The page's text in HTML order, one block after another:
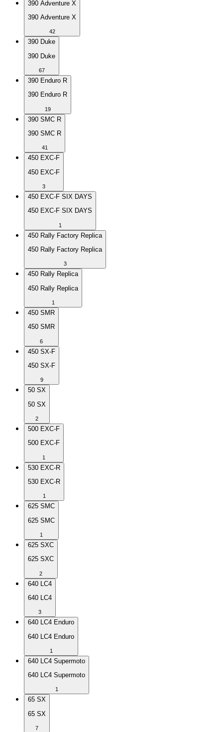
390 Adventure X
390 Adventure X
42
390 Duke
390 Duke
67
390 Enduro R
390 Enduro R
19
390 SMC R
390 SMC R
41
450 EXC-F
450 EXC-F
3
450 EXC-F SIX DAYS
450 EXC-F SIX DAYS
1
450 Rally Factory Replica
450 Rally Factory Replica
3
450 Rally Replica
450 Rally Replica
1
450 SMR
450 SMR
6
450 SX-F
450 SX-F
9
50 SX
50 SX
2
500 EXC-F
500 EXC-F
1
530 EXC-R
530 EXC-R
1
625 SMC
625 SMC
1
625 SXC
625 SXC
2
640 LC4
640 LC4
3
640 LC4 Enduro
640 LC4 Enduro
1
640 LC4 Supermoto
640 LC4 Supermoto
1
65 SX
65 SX
7